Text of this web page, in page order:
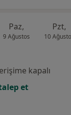
Paz,
9 Ağustos
Pzt,
10
kapalı
et